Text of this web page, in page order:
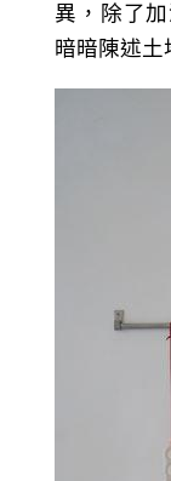
異，除了
暗暗陳述土